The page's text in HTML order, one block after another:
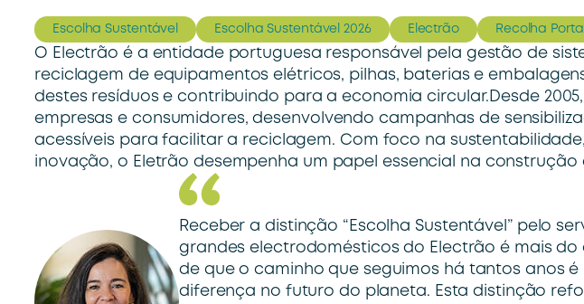
Escolha Sustentável Escolha Sustentável 2026 Electrão Recolha
O Electrão é a entidade portuguesa responsável pela gestão de
reciclagem de equipamentos elétricos, pilhas, baterias e
destes resíduos e contribuindo para a economia circular.Desde
empresas e consumidores, desenvolvendo campanhas de
acessíveis para facilitar a reciclagem. Com foco na
inovação, o Eletrão desempenha um papel essencial na
Receber a distinção “Escolha Sustentável” pelo
grandes electrodomésticos do Electrão é mais
de que o caminho que seguimos há tantos anos
diferença no futuro do planeta. Esta distinção